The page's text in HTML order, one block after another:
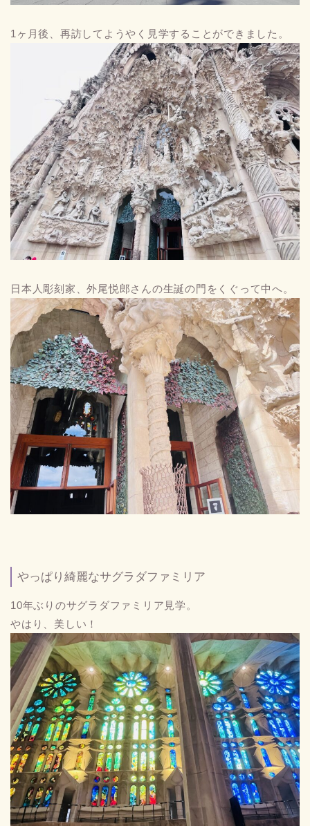
1ヶ月後、再訪してようやく見学することができました。
日本人彫刻家、外尾悦郎さんの生誕の門をくぐって中へ。
やっぱり綺麗なサグラダファミリア
10年ぶりのサグラダファミリア見学。
やはり、美しい！